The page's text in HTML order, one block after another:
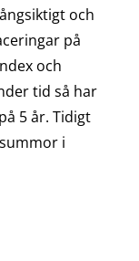
och
på
och
tid så har
5 år. Tidigt
i